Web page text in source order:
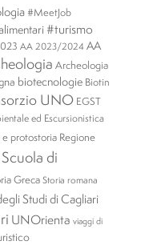
#MeetJob
#turismo
AA 2023/2024 AA
Archeologia
biotecnologie Biotin
UNO EGST
ed Escursionistica
e protostoria Regione
Scuola di
GrecaStoria romana
Studi di Cagliari
UNOrienta viaggi di